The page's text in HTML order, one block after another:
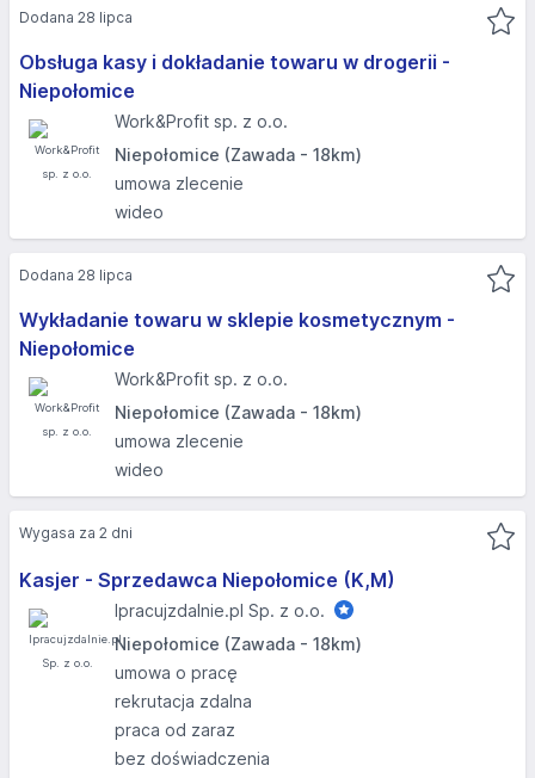
Obsługa kasy i dokładanie towaru w drogerii -
Niepołomice
Work&Profit sp. z o.o.
Niepołomice (Zawada - 18km)
umowa zlecenie
wideo
Dodana 28 lipca
Wykładanie towaru w sklepie kosmetycznym -
Niepołomice
Work&Profit sp. z o.o.
Niepołomice (Zawada - 18km)
umowa zlecenie
wideo
Dodana 28 lipca
Kasjer - Sprzedawca Niepołomice (K,M)
Ipracujzdalnie.pl Sp. z o.o.
Niepołomice (Zawada - 18km)
umowa o pracę
rekrutacja zdalna
praca od zaraz
bez doświadczenia
Wygasa za 2 dni